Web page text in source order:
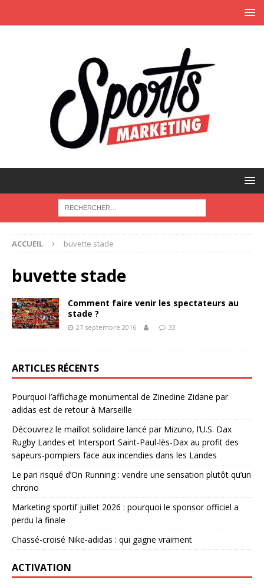
ACCUEIL buvette stade
buvette stade
Comment faire venir les spectateurs au
stade ?
27 septembre 2016 33
ARTICLES RÉCENTS
Pourquoi l’affichage monumental de Zinedine Zidane par
adidas est de retour à Marseille
Découvrez le maillot solidaire lancé par Mizuno, l’U.S. Dax
Rugby Landes et Intersport Saint-Paul-lès-Dax au profit des
sapeurs-pompiers face aux incendies dans les Landes
Le pari risqué d’On Running : vendre une sensation plutôt qu’un
chrono
Marketing sportif juillet 2026 : pourquoi le sponsor officiel a
perdu la finale
Chassé-croisé Nike-adidas : qui gagne vraiment
ACTIVATION